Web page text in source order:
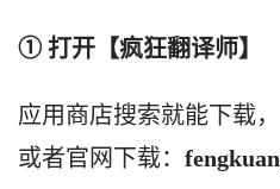
① 打开【疯狂翻译师】
应用商店搜索就能下载，
或者官网 下载：